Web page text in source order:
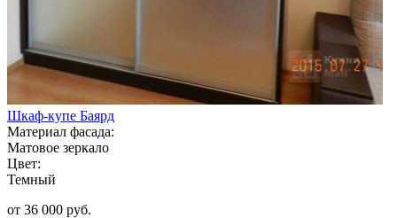
Шкаф-купе Баярд
Материал фасада:
Матовое зеркало
Цвет:
Темный
от 36 000 руб.